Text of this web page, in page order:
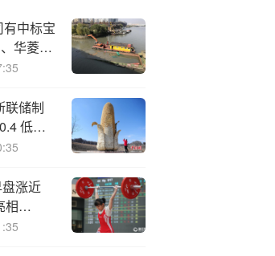
中标宝
华菱等
目
联储制
低于
涨近
相